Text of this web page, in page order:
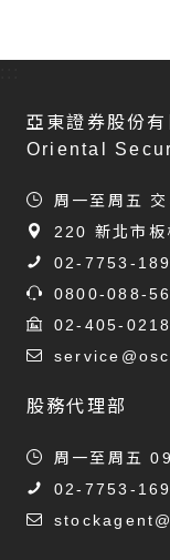
亞東證券股份有
Oriental
周一至周五
220 新北市
02-7753-
0800-088-
02-405-
股務代理部
周一至周五
02-7753-